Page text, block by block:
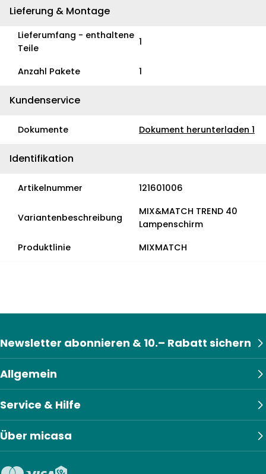
Lieferung & Montage
Lieferumfang - enthaltene
Teile
1
Anzahl Pakete 1
Kundenservice
Dokumente Dokument herunterladen 1
Identifikation
Artikelnummer 121601006
Variantenbeschreibung
MIX&MATCH TREND 40
Lampenschirm
Produktlinie
MIXMATCH
Allgemein
Service & Hilfe
Über micasa
Newsletter abonnieren & 10.– Rabatt sichern